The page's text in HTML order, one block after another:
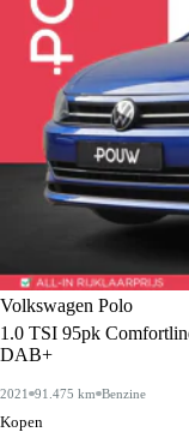
Volkswagen Polo
1.0 TSI 95pk
DAB+
2021 91.475 km Benzine
Kopen